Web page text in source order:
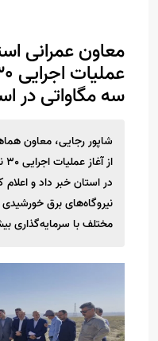
معاون عمرانی
سه مگاواتی در
شاپور رجایی، معاون
در استان خبر داد و
نیروگاه‌‌های برق
مختلف با سرمایه‌گذاری بیش از 6400 میلیارد